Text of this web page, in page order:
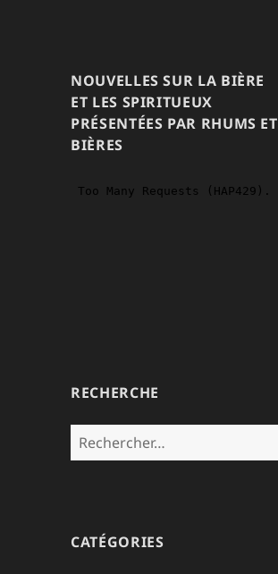
NOUVELLES SUR LA BIÈRE
ET LES SPIRITUEUX
PRÉSENTÉES PAR RHUMS ET
BIÈRES
RECHERCHE
Rechercher :
CATÉGORIES